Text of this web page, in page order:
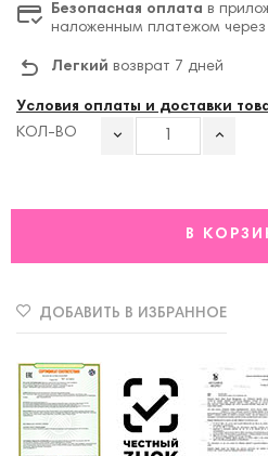
Безопасная оплата в
наложенным платежом через
Легкий возврат 7 дней
Условия оплаты и доставки
КОЛ-ВО
В
ДОБАВИТЬ В ИЗБРАННОЕ